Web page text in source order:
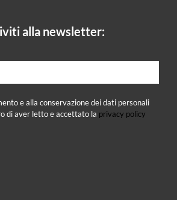
alla newsletter:
e alla conservazione dei dati personali
di aver letto e accettato la privacy policy